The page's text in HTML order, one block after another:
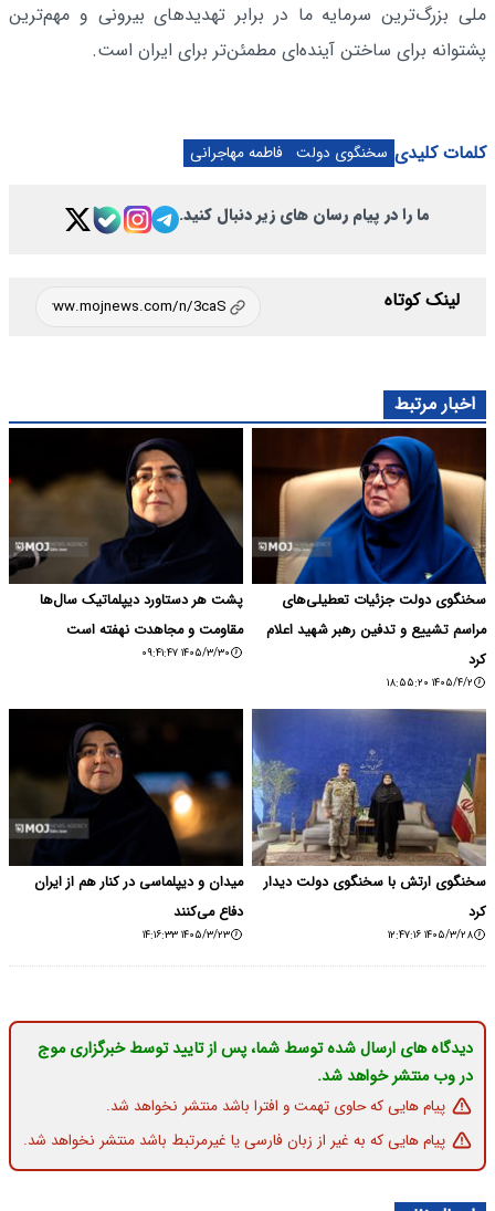
ملی بزرگ‌ترین سرمایه ما در برابر تهدیدهای بیرونی و مهم‌ترین
پشتوانه برای ساختن آینده‌ای مطمئن‌تر برای ایران است.
کلمات کلیدی سخنگوی دولت فاطمه مهاجرانی
ما را در پیام رسان های زیر دنبال کنید.
لینک کوتاه
اخبار مرتبط
سخنگوی دولت جزئیات تعطیلی‌های
مراسم تشییع و تدفین رهبر شهید اعلام
کرد
۱۴۰۵/۴/۲ ۱۸:۵۵:۲۰
پشت هر دستاورد دیپلماتیک سال‌ها
مقاومت و مجاهدت نهفته است
۱۴۰۵/۳/۳۰ ۰۹:۴۱:۴۷
سخنگوی ارتش با سخنگوی دولت دیدار
کرد
۱۴۰۵/۳/۲۸ ۱۲:۴۷:۱۶
میدان و دیپلماسی در کنار هم از ایران
دفاع می‌کنند
۱۴۰۵/۳/۲۳ ۱۴:۱۶:۳۳
دیدگاه های ارسال شده توسط شما، پس از تایید توسط خبرگزاری موج
در وب منتشر خواهد شد.
پیام هایی که حاوی تهمت و افترا باشد منتشر نخواهد شد.
پیام هایی که به غیر از زبان فارسی یا غیرمرتبط باشد منتشر نخواهد شد.